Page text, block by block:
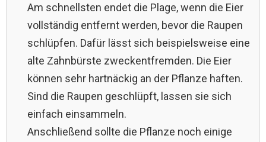
Am schnellsten endet die Plage, wenn die Eier
vollständig entfernt werden, bevor die Raupen
schlüpfen. Dafür lässt sich beispielsweise eine
alte Zahnbürste zweckentfremden. Die Eier
können sehr hartnäckig an der Pflanze haften.
Sind die Raupen geschlüpft, lassen sie sich
einfach einsammeln.
Anschließend sollte die Pflanze noch einige